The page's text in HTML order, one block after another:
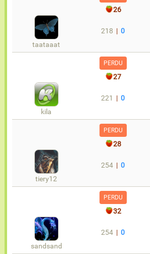
26
taataaat
218 |0
PERDU
27
kila
221 |0
PERDU
28
tiery12
254 |0
PERDU
32
sandsand
254 |0